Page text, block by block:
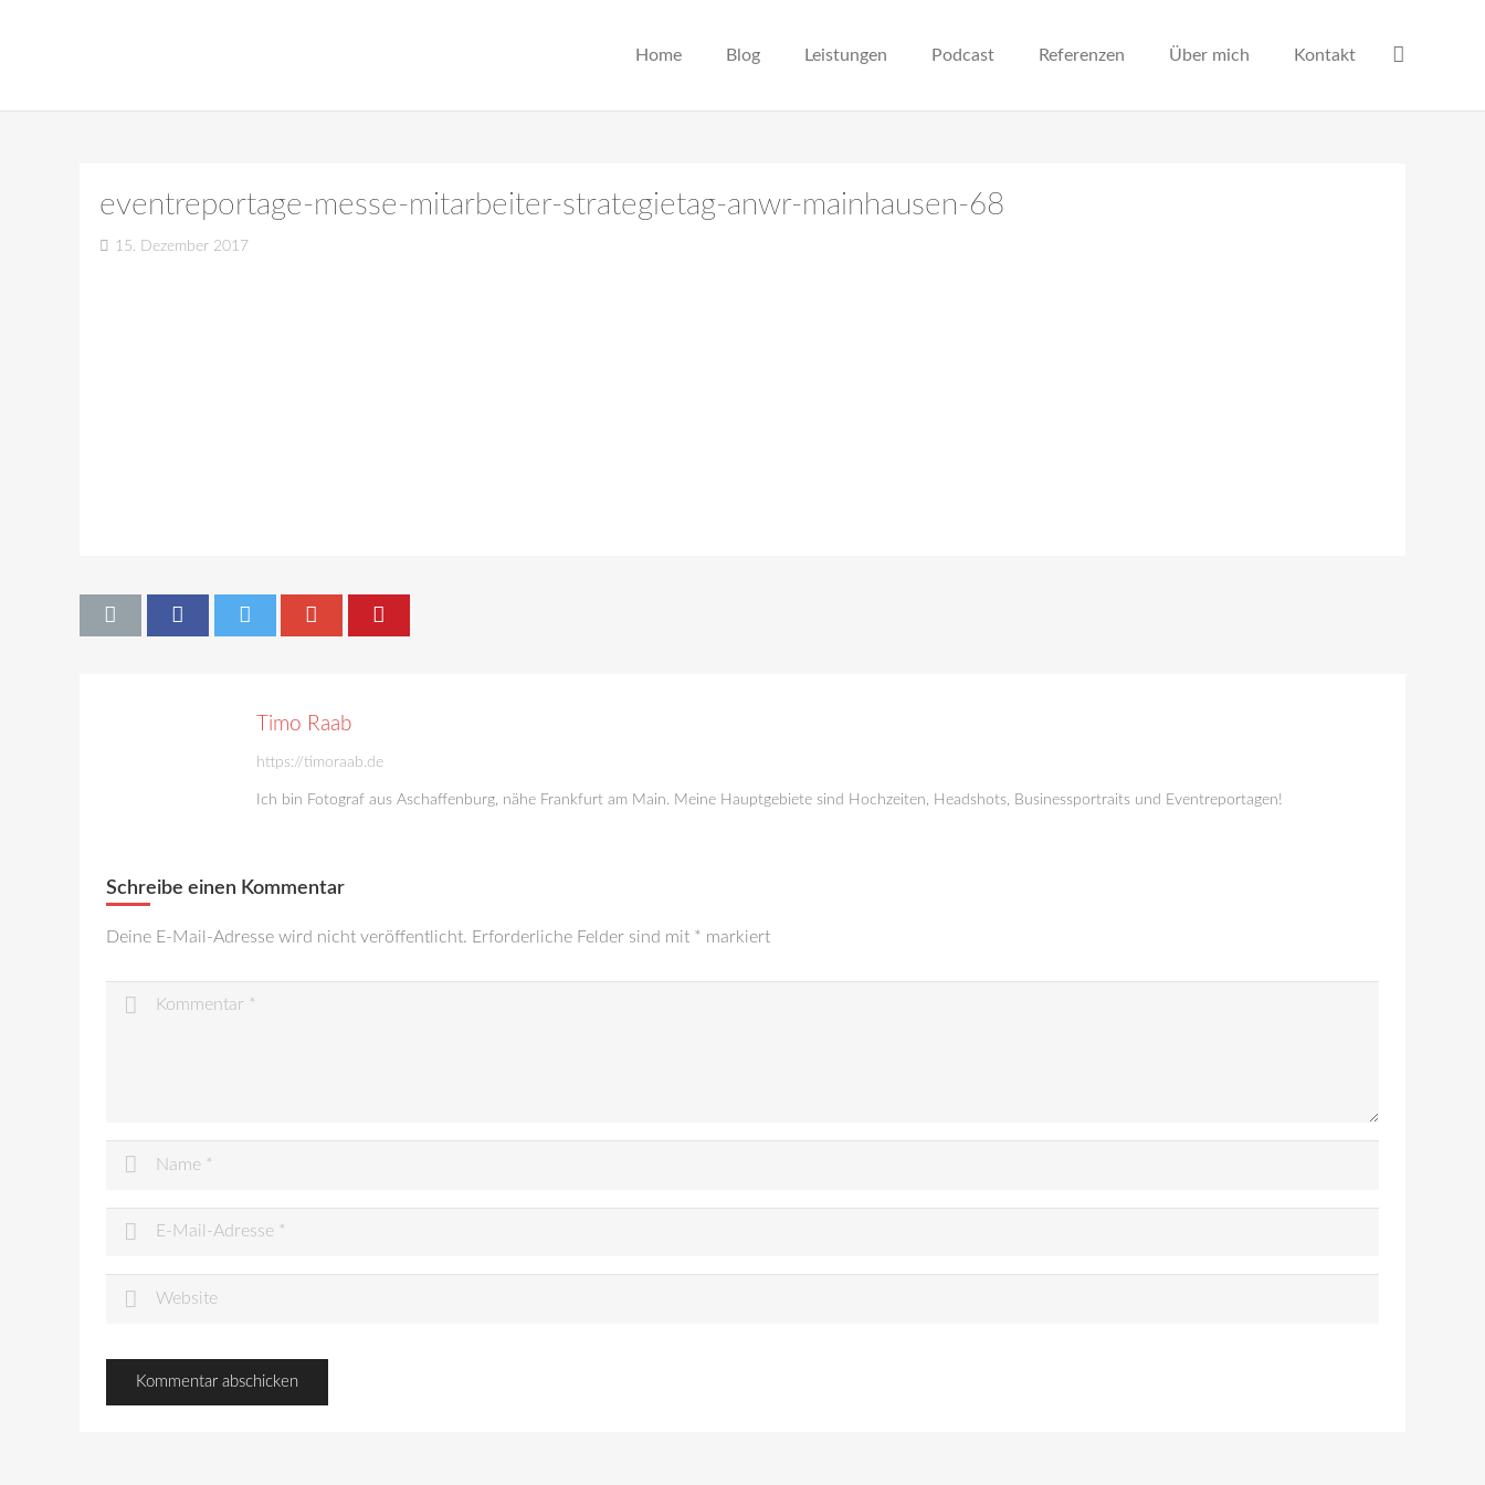
Home Blog Leistungen Podcast Referenzen Über mich Kontakt
eventreportage-messe-mitarbeiter-strategietag-anwr-mainhausen-68
15. Dezember 2017
Timo Raab
https://timoraab.de
Ich bin Fotograf aus Aschaffenburg, nähe Frankfurt am Main. Meine Hauptgebiete sind Hochzeiten, Headshots, Businessportraits und Eventreportagen!
Schreibe einen Kommentar
Deine E-Mail-Adresse wird nicht veröffentlicht. Erforderliche Felder sind mit * markiert